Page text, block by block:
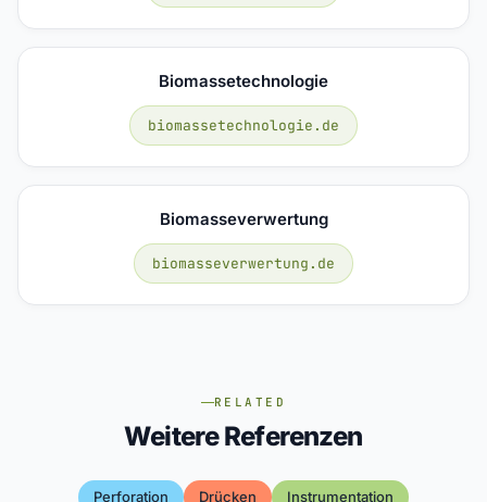
Biomassetechnologie
biomassetechnologie.de
Biomasseverwertung
biomasseverwertung.de
RELATED
Weitere Referenzen
Perforation Drücken Instrumentation